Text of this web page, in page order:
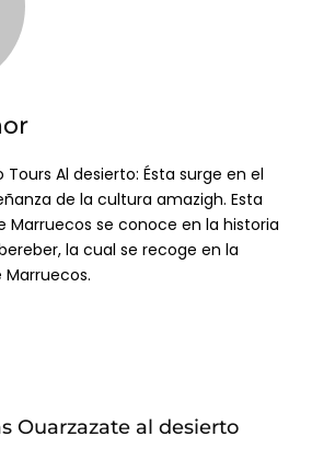
Al desierto: Ésta surge en el
de la cultura amazigh. Esta
Marruecos se conoce en la historia
la cual se recoge en la
Ouarzazate al desierto